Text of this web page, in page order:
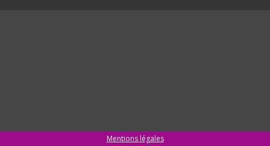
Mentions légales